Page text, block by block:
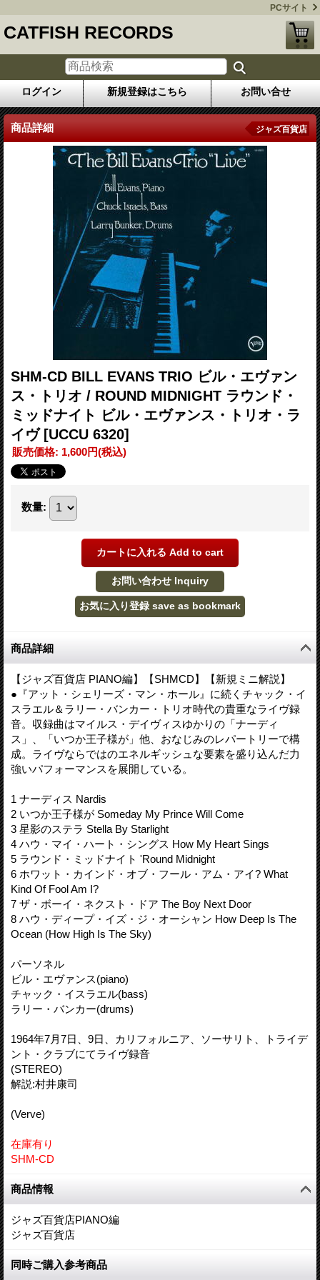
PCサイト
CATFISH RECORDS
ログイン 新規登録はこちら お問い合せ
商品詳細 ジャズ百貨店
SHM-CD BILL EVANS TRIO ビル・エヴァン
ス・トリオ / ROUND MIDNIGHT ラウンド・
ミッドナイト ビル・エヴァンス・トリオ・ラ
イヴ [UCCU 6320]
販売価格: 1,600円(税込)
数量:
商品詳細
【ジャズ百貨店 PIANO編】【SHMCD】【新規ミニ解説】
●『アット・シェリーズ・マン・ホール』に続くチャック・イ
スラエル＆ラリー・バンカー・トリオ時代の貴重なライヴ録
音。収録曲はマイルス・デイヴィスゆかりの「ナーディ
ス」、「いつか王子様が」他、おなじみのレパートリーで構
成。ライヴならではのエネルギッシュな要素を盛り込んだ力
強いパフォーマンスを展開している。
1 ナーディス Nardis
2 いつか王子様が Someday My Prince Will Come
3 星影のステラ Stella By Starlight
4 ハウ・マイ・ハート・シングス How My Heart Sings
5 ラウンド・ミッドナイト 'Round Midnight
6 ホワット・カインド・オブ・フール・アム・アイ? What
Kind Of Fool Am I?
7 ザ・ボーイ・ネクスト・ドア The Boy Next Door
8 ハウ・ディープ・イズ・ジ・オーシャン How Deep Is The
Ocean (How High Is The Sky)
パーソネル
ビル・エヴァンス(piano)
チャック・イスラエル(bass)
ラリー・バンカー(drums)
1964年7月7日、9日、カリフォルニア、ソーサリト、トライデ
ント・クラブにてライヴ録音
(STEREO)
解説:村井康司
(Verve)
在庫有り
SHM-CD
商品情報
ジャズ百貨店PIANO編
ジャズ百貨店
同時ご購入参考商品